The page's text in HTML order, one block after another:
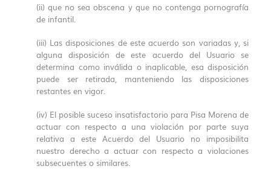
(ii) que no sea obscena y que no contenga pornografía
de infantil.
(iii) Las disposiciones de este acuerdo son variadas y, si
alguna disposición de este acuerdo del Usuario se
determina como inválida o inaplicable, esa disposición
puede ser retirada, manteniendo las disposiciones
restantes en vigor.
(iv) El posible suceso insatisfactorio para Pisa Morena de
actuar con respecto a una violación por parte suya
relativa a este Acuerdo del Usuario no imposibilita
nuestro derecho a actuar con respecto a violaciones
subsecuentes o similares.